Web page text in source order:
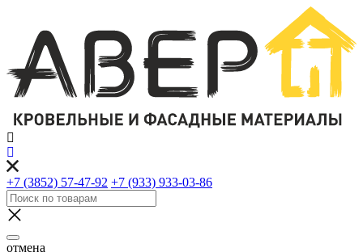
+7 (3852) 57-47-92 +7 (933) 933-03-86
отмена